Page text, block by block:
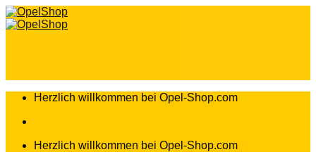
Zum
Inhalt
Herzlich willkommen bei Opel-Shop.com
Herzlich willkommen bei Opel-Shop.com